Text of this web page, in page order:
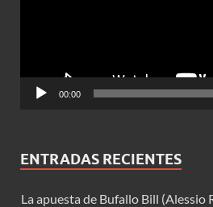
00:00
ENTRADAS RECIENTES
La apuesta de Bufallo Bill (Alessio